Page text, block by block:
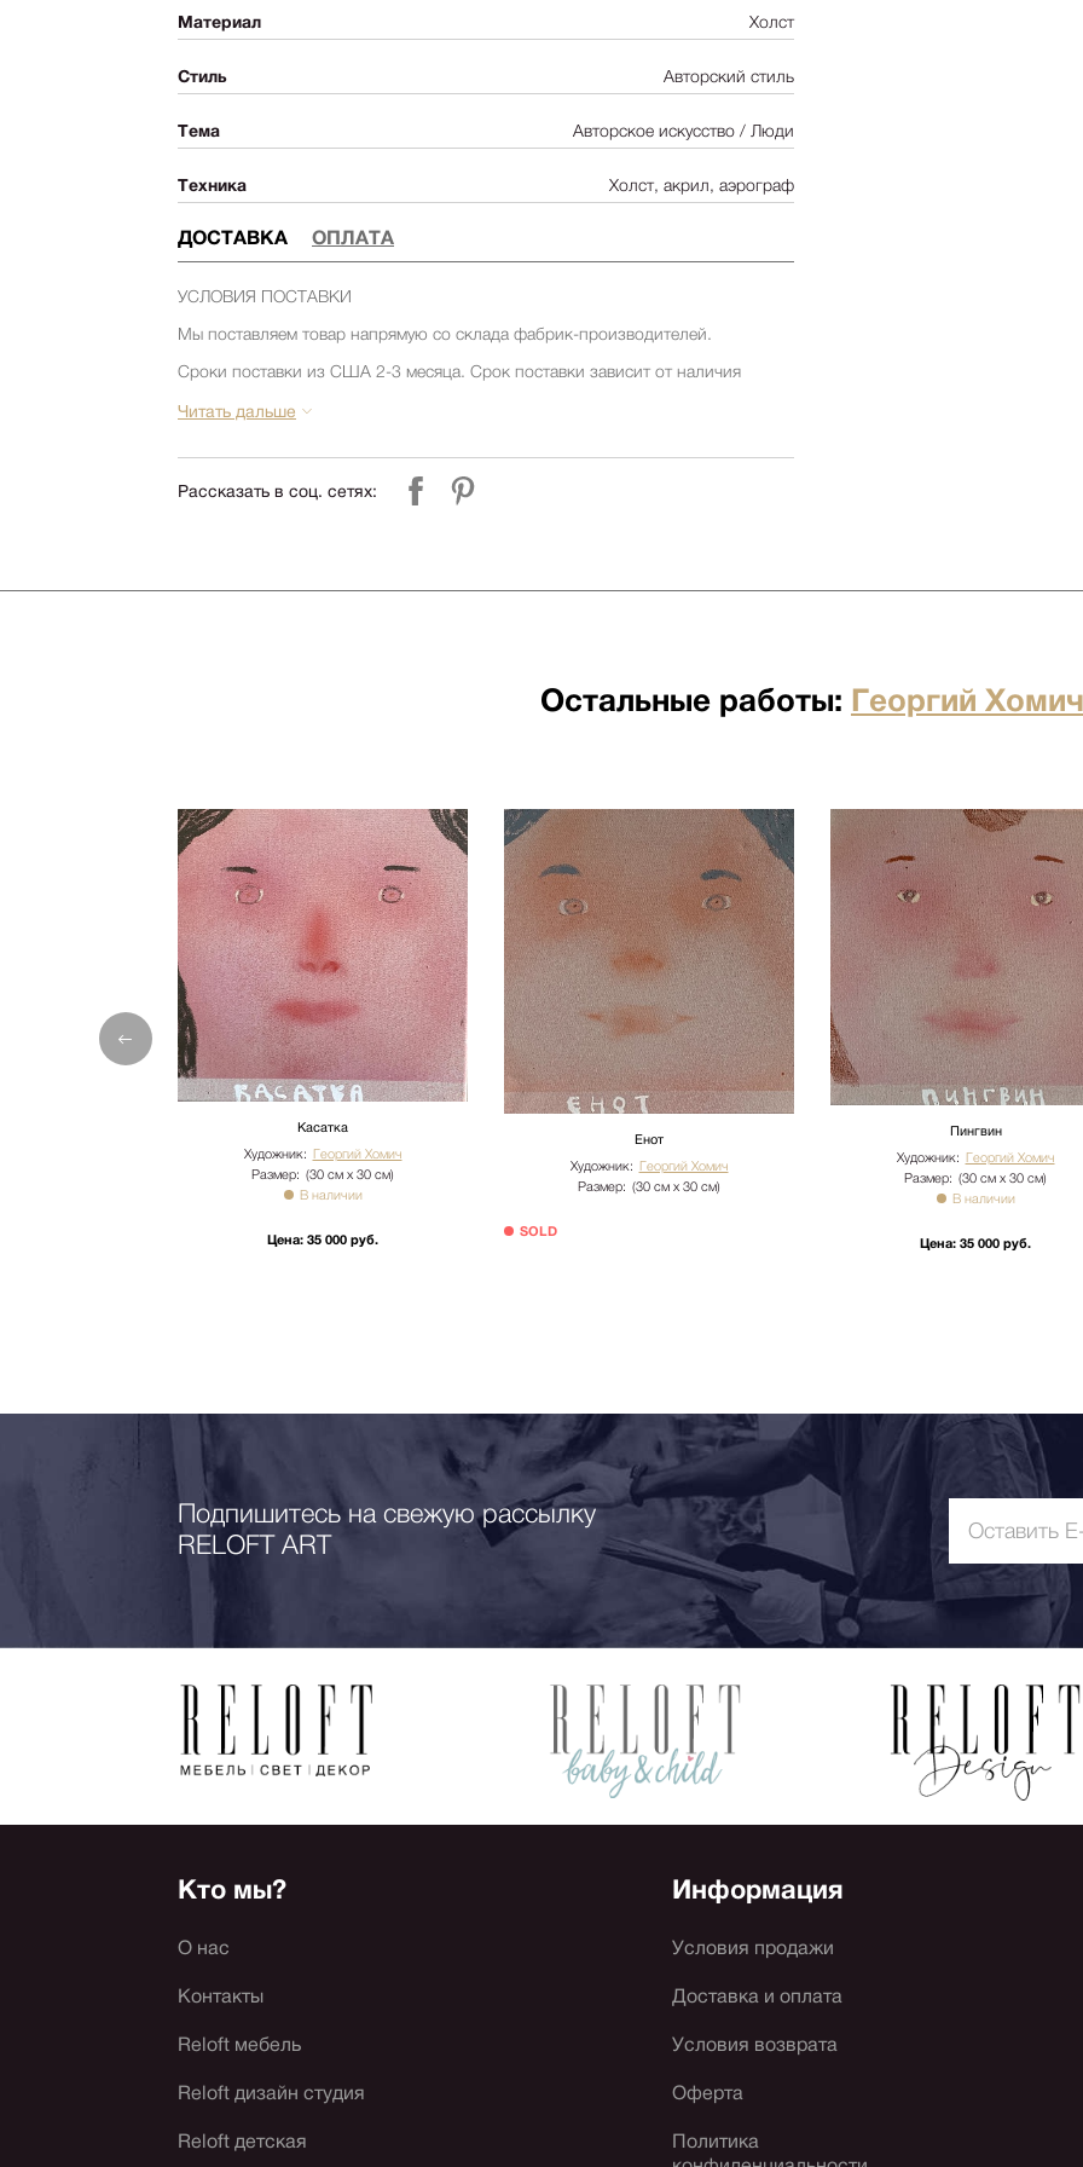
Материал Холст
Стиль Авторский стиль
Тема Авторское искусство / Люди
Техника Холст, акрил, аэрограф
ДОСТАВКА ОПЛАТА
УСЛОВИЯ ПОСТАВКИ
Мы поставляем товар напрямую со склада фабрик-производителей.
Сроки поставки из США 2-3 месяца. Срок поставки зависит от наличия
компании Релофт. (запросить срок)
компании Релофт. (запросить срок)
Доставка по России рассчитывается отдельно по факту прихода товара на
склад в Москве. Мы сотрудничаем с транспортными компаниями: ПЭК,
Деловые линии, СПСР по вашему выбору.
Самовывоз из офиса. м. Бауманская, Денисовский переулок д.23 стр.1
Занос мебели бесплатно, при наличии грузового лифта. Подъем мебели 100
руб. 1 этаж/1чел. Распаковка не входит в стоимость. Утилизация упаковки
рассчитывается отдельно. Обо всех пожеланиях необходимо сообщить
менеджеру по доставке заранее. Телефон службы доставки: +7 (495) 660-36-
58.
Сборка возможна для Москвы и МО. Рассчитывается отдельно.
Читать дальше
Рассказать в соц. сетях:
Остальные работы: Георгий Хомич
Касатка
Художник: Георгий Хомич
Размер: (30 см х 30 см)
В наличии
Цена: 35 000 руб.
Енот
Художник: Георгий Хомич
Размер: (30 см х 30 см)
SOLD
Пингвин
Художник: Георгий Хомич
Размер: (30 см х 30 см)
В наличии
Цена: 35 000 руб.
Подпишитесь на свежую рассылку
RELOFT ART
Кто мы?
О нас
Контакты
Reloft мебель
Reloft дизайн студия
Reloft детская
Информация
Условия продажи
Доставка и оплата
Условия возврата
Оферта
Политика